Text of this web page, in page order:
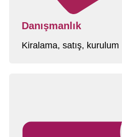
Danışmanlık
Kiralama, satış, kurulum